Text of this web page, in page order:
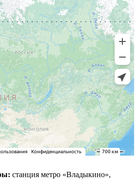
станция метро «Владыкино»,